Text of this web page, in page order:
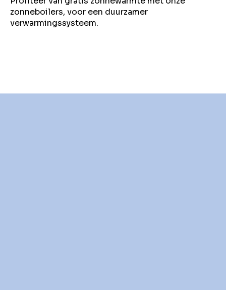
zonneboilers, voor een duurzamer
verwarmingssysteem.